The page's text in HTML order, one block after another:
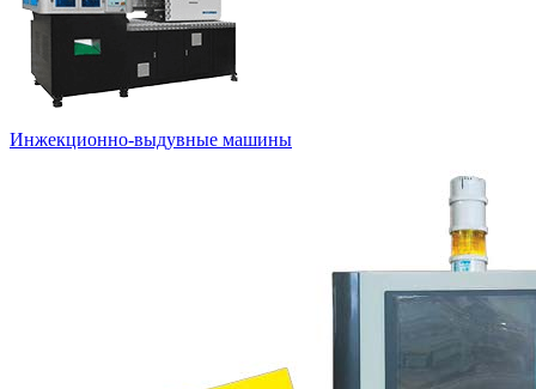
Инжекционно-выдувные машины